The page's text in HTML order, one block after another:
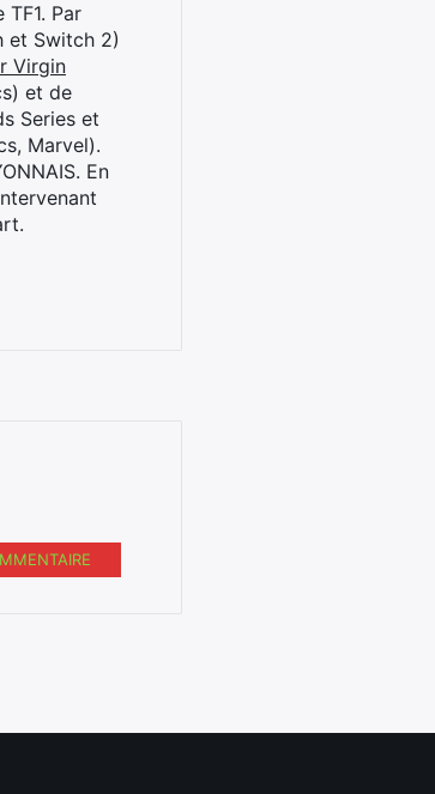
Par
et Switch 2)
Virgin
et de
Series et
Marvel).
En